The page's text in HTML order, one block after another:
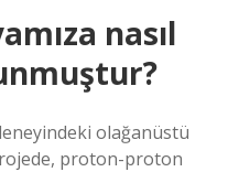
nasıl
olağanüstü
proton-proton